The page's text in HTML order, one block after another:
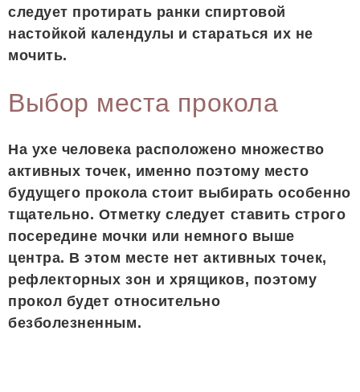
следует протирать ранки спиртовой
настойкой календулы и стараться их не
мочить.
Выбор места прокола
На ухе человека расположено множество
активных точек, именно поэтому место
будущего прокола стоит выбирать особенно
тщательно. Отметку следует ставить строго
посередине мочки или немного выше
центра. В этом месте нет активных точек,
рефлекторных зон и хрящиков, поэтому
прокол будет относительно
безболезненным.